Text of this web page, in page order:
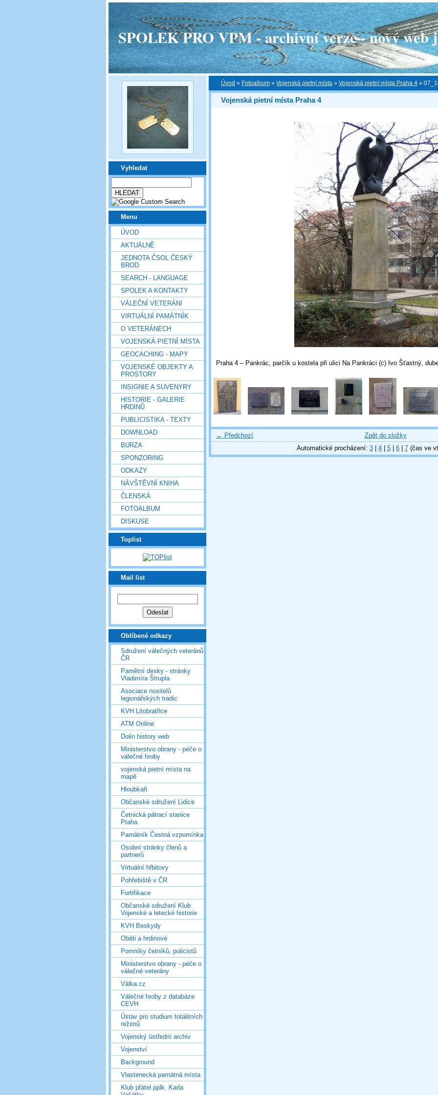
SPOLEK PRO VPM - archivní verze - nový web
Vyhledat
Menu
ÚVOD
AKTUÁLNĚ
JEDNOTA ČSOL ČESKÝ
BROD
SEARCH - LANGUAGE
SPOLEK A KONTAKTY
VÁLEČNÍ VETERÁNI
VIRTUÁLNÍ PAMÁTNÍK
O VETERÁNECH
VOJENSKÁ PIETNÍ MÍSTA
GEOCACHING - MAPY
VOJENSKÉ OBJEKTY A
PROSTORY
INSIGNIE A SUVENYRY
HISTORIE - GALERIE
HRDINŮ
PUBLICISTIKA - TEXTY
DOWNLOAD
BURZA
SPONZORING
ODKAZY
NÁVŠTĚVNÍ KNIHA
ČLENSKÁ
FOTOALBUM
DISKUSE
Toplist
Mail list
Oblíbené odkazy
Sdružení válečných veteránů
ČR
Pamětní desky - stránky
Vladimíra Štrupla
Asociace nositelů
legionářských tradic
KVH Litobratřice
ATM Online
Dolin history web
Ministerstvo obrany - péče o
válečné hroby
vojenská pietní místa na
mapě
Hloubkaři
Občanské sdružení Lidice
Četnická pátrací stanice
Praha
Památník Čestná vzpomínka
Osobní stránky členů a
partnerů
Virtuální hřbitovy
Pohřebiště v ČR
Fortifikace
Občanské sdružení Klub
Vojenské a letecké historie
KVH Beskydy
Oběti a hrdinové
Pomníky četníků, policistů
Ministerstvo obrany - péče o
válečné veterány
Válka.cz
Válečné hroby z databáze
CEVH
Ústav pro studium totalitních
režimů
Vojenský ústřední archiv
Vojenství
Background
Vlastenecká památná místa
Klub přátel pplk. Karla
Úvod » Fotoalbum » Vojenská pietní místa » Vojenská pietní místa Praha 4 »
Vojenská pietní místa Praha 4
Praha 4 – Pankrác, parčík u kostela při ulici Na Pankráci (c) Ivo Šťastný,
← Předchozí
Zpět do složky
Automatické procházení: 3| 4| 5| 6| 7(čas ve